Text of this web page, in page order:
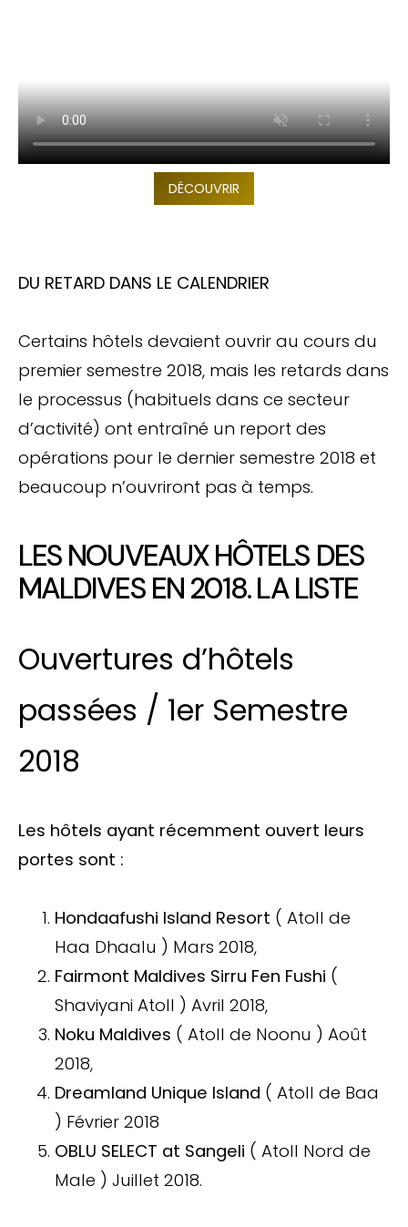
DÉCOUVRIR
DU RETARD DANS LE CALENDRIER
Certains hôtels devaient ouvrir au cours du
premier semestre 2018, mais les retards dans
le processus (habituels dans ce secteur
d’activité) ont entraîné un report des
opérations pour le dernier semestre 2018 et
beaucoup n’ouvriront pas à temps.
LES NOUVEAUX HÔTELS DES
MALDIVES EN 2018. LA LISTE
Ouvertures d’hôtels
passées / 1er Semestre
2018
Les hôtels ayant récemment ouvert leurs
portes sont :
Hondaafushi Island Resort ( Atoll de
Haa Dhaalu ) Mars 2018,
Fairmont Maldives Sirru Fen Fushi (
Shaviyani Atoll ) Avril 2018,
Noku Maldives ( Atoll de Noonu ) Août
2018,
Dreamland Unique Island ( Atoll de Baa
) Février 2018
OBLU SELECT at Sangeli ( Atoll Nord de
Male ) Juillet 2018.